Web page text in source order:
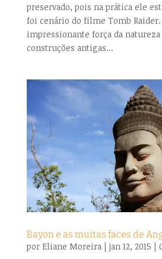
preservado, pois na prática ele
foi cenário do filme Tomb
impressionante força da
construções antigas...
Bayon e as muitas faces de
por Eliane Moreira| jan 12, 2015 |